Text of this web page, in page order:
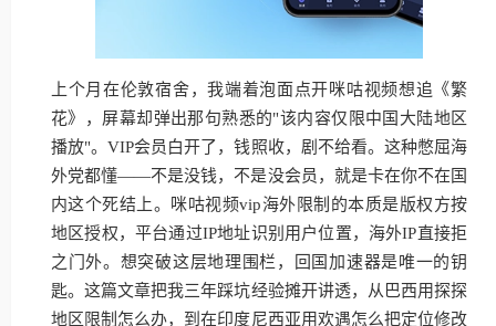
上个月在伦敦宿舍，我端着泡面点开咪咕视频想追《繁
花》，屏幕却弹出那句熟悉的"该内容仅限中国大陆地区
播放"。VIP会员白开了，钱照收，剧不给看。这种憋屈海
外党都懂——不是没钱，不是没会员，就是卡在你不在国
内这个死结上。咪咕视频vip海外限制的本质是版权方按
地区授权，平台通过IP地址识别用户位置，海外IP直接拒
之门外。想突破这层地理围栏，回国加速器是唯一的钥
匙。这篇文章把我三年踩坑经验摊开讲透，从巴西用探探
地区限制怎么办，到在印度尼西亚用欢遇怎么把定位修改